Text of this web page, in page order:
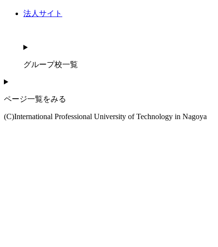
法人サイト
グループ校一覧
ページ一覧をみる
(C)International Professional University of Technology in Nagoya